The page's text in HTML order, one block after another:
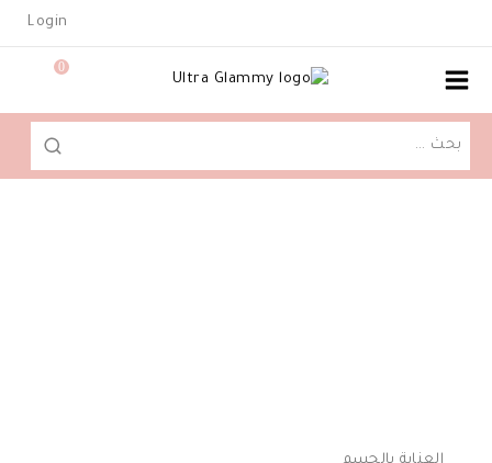
Login
0
البحث